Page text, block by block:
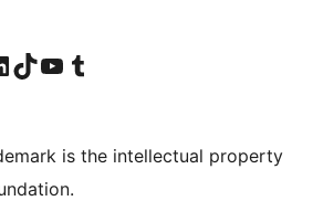
de Facebook
cuenta de Instagram
nuestra cuenta de LinkedIn
Visita nuestra cuenta de TikTok
Visita nuestro canal de YouTube
Visita nuestra cuenta de Tumblr
is the intellectual property